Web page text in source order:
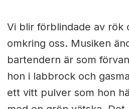
Vi blir förblindade av rök
omkring oss. Musiken
bartendern är som
hon i labbrock och
ett vitt pulver som hon